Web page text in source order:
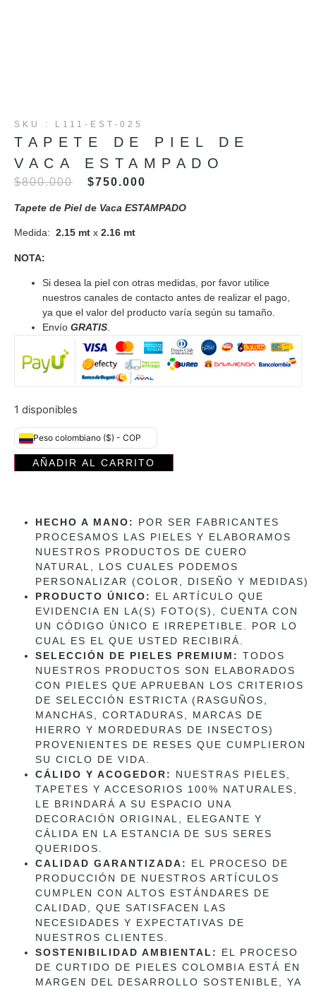
SKU : L111-EST-025
TAPETE DE PIEL DE
VACA ESTAMPADO
$800.000 $750.000
Tapete de Piel de Vaca ESTAMPADO
Medida: 2.15 mt x 2.16 mt
NOTA:
Si desea la piel con otras medidas, por favor utilice
nuestros canales de contacto antes de realizar el pago,
ya que el valor del producto varía según su tamaño.
Envío GRATIS.
1 disponibles
Peso colombiano ($) - COP
AÑADIR AL CARRITO
HECHO A MANO:
POR SER FABRICANTES
PROCESAMOS LAS PIELES Y ELABORAMOS
NUESTROS PRODUCTOS DE CUERO
NATURAL, LOS CUALES PODEMOS
PERSONALIZAR (COLOR, DISEÑO Y MEDIDAS)
PRODUCTO ÚNICO:
EL ARTÍCULO QUE
EVIDENCIA EN LA(S) FOTO(S), CUENTA CON
UN CÓDIGO ÚNICO E IRREPETIBLE. POR LO
CUAL ES EL QUE USTED RECIBIRÁ.
SELECCIÓN DE PIELES PREMIUM: TODOS
NUESTROS PRODUCTOS SON ELABORADOS
CON PIELES QUE APRUEBAN LOS CRITERIOS
DE SELECCIÓN ESTRICTA (RASGUÑOS,
MANCHAS, CORTADURAS, MARCAS DE
HIERRO Y MORDEDURAS DE INSECTOS)
PROVENIENTES DE RESES QUE CUMPLIERON
SU CICLO DE VIDA.
CÁLIDO Y ACOGEDOR:
NUESTRAS PIELES,
TAPETES Y ACCESORIOS 100% NATURALES,
LE BRINDARÁ A SU ESPACIO UNA
DECORACIÓN ORIGINAL, ELEGANTE Y
CÁLIDA EN LA ESTANCIA DE SUS SERES
QUERIDOS.
CALIDAD GARANTIZADA:
EL PROCESO DE
PRODUCCIÓN DE NUESTROS ARTÍCULOS
CUMPLEN CON ALTOS ESTÁNDARES DE
CALIDAD, QUE SATISFACEN LAS
NECESIDADES Y EXPECTATIVAS DE
NUESTROS CLIENTES.
SOSTENIBILIDAD AMBIENTAL:
EL PROCESO
DE CURTIDO DE PIELES COLOMBIA ESTÁ EN
MARGEN DEL DESARROLLO SOSTENIBLE, YA